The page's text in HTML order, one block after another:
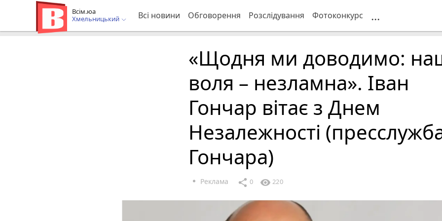
Всім.юа
Хмельницький
Всі новини Обговорення Розслідування Фотоконкурс ...
«Щодня ми доводимо:
воля – незламна». Іван
Гончар вітає з Днем
Незалежності
Гончара)
Реклама share 0 visibility 220